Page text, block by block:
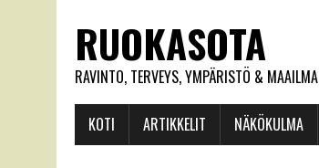
RUOKASOTA
RAVINTO, TERVEYS, YMPÄRISTÖ & MAAILMA
KOTI ARTIKKELIT NÄKÖKULMA